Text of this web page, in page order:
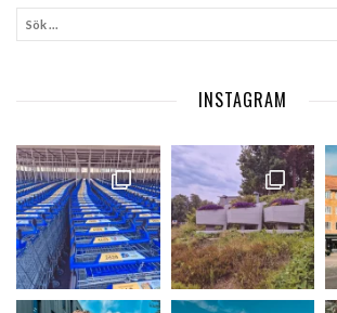
INSTAGRAM